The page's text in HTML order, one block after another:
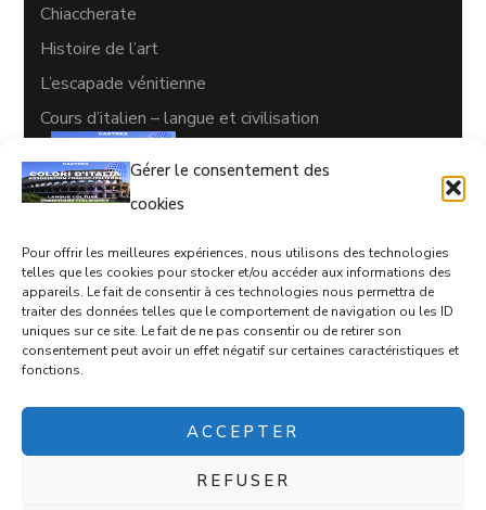
Gérer le consentement des
cookies
Pour offrir les meilleures expériences, nous utilisons des technologies
telles que les cookies pour stocker et/ou accéder aux informations des
appareils. Le fait de consentir à ces technologies nous permettra de
traiter des données telles que le comportement de navigation ou les ID
uniques sur ce site. Le fait de ne pas consentir ou de retirer son
consentement peut avoir un effet négatif sur certaines caractéristiques et
fonctions.
ACCEPTER
REFUSER
Chiaccherate
Histoire de l’art
L’escapade vénitienne
Cours d’italien – langue et civilisation
CONTACTS
05 63 35 77 08
coloriditalia@orange.fr
17 rue d'Empare, Castres, 81100